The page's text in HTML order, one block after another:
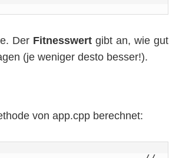
Der Fitnesswertgibt an, wie gut
(je weniger desto besser!).
von app.cpp berechnet: